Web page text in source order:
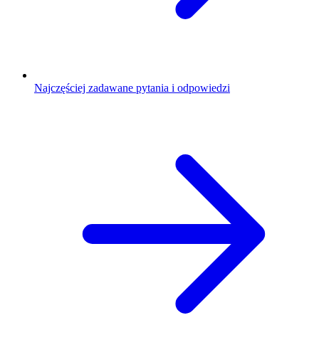
Najczęściej zadawane pytania i odpowiedzi